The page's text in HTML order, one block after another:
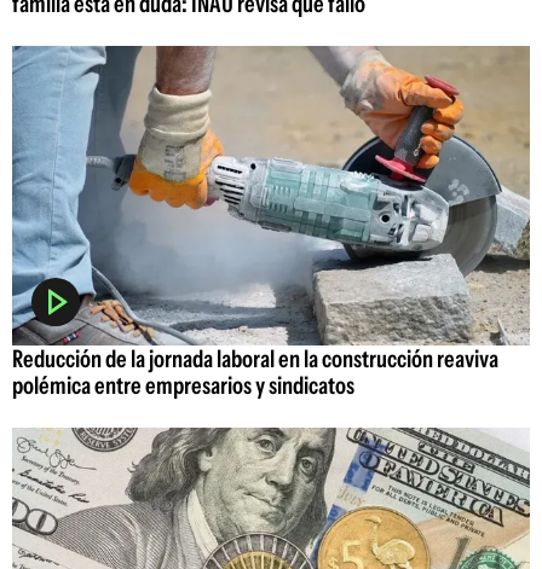
Reducción de la jornada laboral en la construcción reaviva
polémica entre empresarios y sindicatos